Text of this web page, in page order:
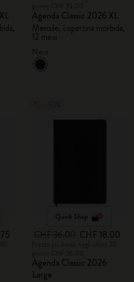
Agenda Classic 2026 XL
Mensile, copertina morbida,
12 mesi
Quick Shop
CHF 18.00
Agenda Classic 2026
Large